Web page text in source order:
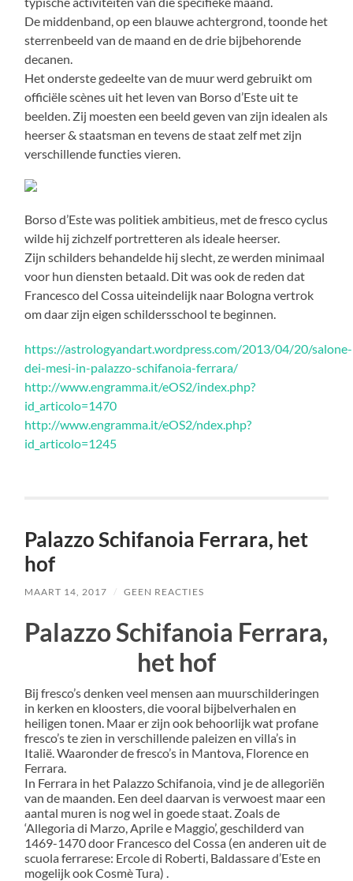
De middenband, op een blauwe achtergrond, toonde het
sterrenbeeld van de maand en de drie bijbehorende
decanen.
Het onderste gedeelte van de muur werd gebruikt om
officiële scènes uit het leven van Borso d’Este uit te
beelden. Zij moesten een beeld geven van zijn idealen als
heerser & staatsman en tevens de staat zelf met zijn
verschillende functies vieren.
Borso d’Este was politiek ambitieus, met de fresco cyclus
wilde hij zichzelf portretteren als ideale heerser.
Zijn schilders behandelde hij slecht, ze werden minimaal
voor hun diensten betaald. Dit was ook de reden dat
Francesco del Cossa uiteindelijk naar Bologna vertrok
om daar zijn eigen schildersschool te beginnen.
https://astrologyandart.wordpress.com/2013/04/20/salone-
dei-mesi-in-palazzo-schifanoia-ferrara/
http://www.engramma.it/eOS2/index.php?
id_articolo=1470
http://www.engramma.it/eOS2/ndex.php?
id_articolo=1245
Palazzo Schifanoia Ferrara, het
hof
MAART 14, 2017 / GEEN REACTIES
Palazzo Schifanoia Ferrara,
het hof
Bij fresco’s denken veel mensen aan muurschilderingen
in kerken en kloosters, die vooral bijbelverhalen en
heiligen tonen. Maar er zijn ook behoorlijk wat profane
fresco’s te zien in verschillende paleizen en villa’s in
Italië. Waaronder de fresco’s in Mantova, Florence en
Ferrara.
In Ferrara in het Palazzo Schifanoia, vind je de allegoriën
van de maanden. Een deel daarvan is verwoest maar een
aantal muren is nog wel in goede staat. Zoals de
‘Allegoria di Marzo, Aprile e Maggio’, geschilderd van
1469-1470 door Francesco del Cossa (en anderen uit de
scuola ferrarese: Ercole di Roberti, Baldassare d’Este en
mogelijk ook Cosmè Tura) .